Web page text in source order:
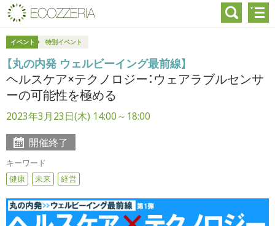
イベント 特別イベント
【丸の内発 ウェルビーイング最前線】
ヘルスケア×テクノロジー：ウェアラブルセンサ
ーの可能性を極める
2023年3月23日(木) 14:00～18:00
開催終了
キーワード
健康
未来 経営